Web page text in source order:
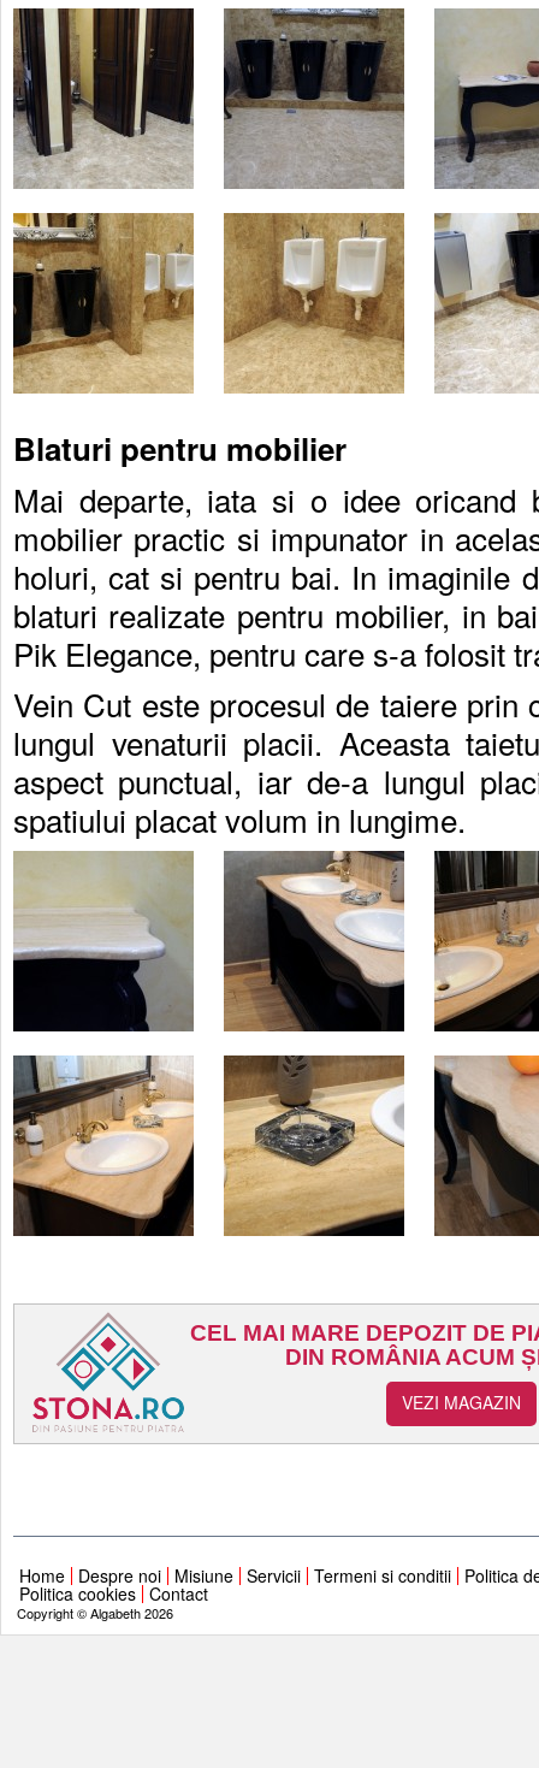
Blaturi pentru mobilier
Mai departe, iata si o idee oricand
mobilier practic si impunator in
holuri, cat si pentru bai. In imaginile
blaturi realizate pentru mobilier, in
Pik Elegance, pentru care s-a folosit
Vein Cut este procesul de taiere prin
lungul venaturii placii. Aceasta
aspect punctual, iar de-a lungul
spatiului placat volum in lungime.
Home Despre noi Misiune Servicii Termeni si conditii Politica
Politica cookies Contact
Copyright © Algabeth 2026